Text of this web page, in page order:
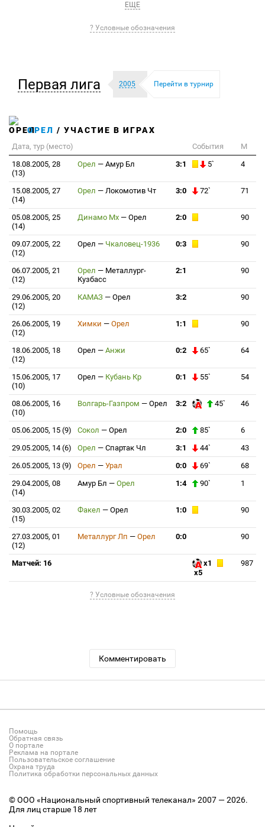
ЕЩЕ
? Условные обозначения
Первая лига 2005 Перейти в турнир
ОРЕЛ / УЧАСТИЕ В ИГРАХ
Дата, тур (место) События
М
18.08.2005, 28
(13)
Орел — Амур Бл 3:1 5` 4
15.08.2005, 27
(14)
Орел — Локомотив Чт 3:0 72` 71
05.08.2005, 25
(14)
Динамо Мх — Орел 2:0 90
09.07.2005, 22
(12)
Орел — Чкаловец-1936 0:3 90
06.07.2005, 21
(12)
Орел — Металлург-
Кузбасс
2:1 90
29.06.2005, 20
(12)
КАМАЗ — Орел 3:2 90
26.06.2005, 19
(12)
Химки — Орел 1:1 90
18.06.2005, 18
(12)
Орел — Анжи 0:2 65` 64
15.06.2005, 17
(10)
Орел — Кубань Кр 0:1 55` 54
08.06.2005, 16
(10)
Волгарь-Газпром — Орел 3:2 45` 46
05.06.2005, 15 (9) Сокол — Орел 2:0 85`
6
29.05.2005, 14 (6)
Орел — Спартак Чл 3:1 44`
43
26.05.2005, 13 (9)
Орел — Урал 0:0 69`
68
29.04.2005, 08
(14)
Амур Бл — Орел 1:4 90` 1
30.03.2005, 02
(15)
Факел — Орел 1:0 90
27.03.2005, 01
(12)
Металлург Лп — Орел 0:0 90
Матчей: 16
x1
x5
987
? Условные обозначения
Комментировать
Помощь
Обратная связь
О портале
Реклама на портале
Пользовательское соглашение
Охрана труда
Политика обработки персональных данных
© ООО «Национальный спортивный телеканал» 2007 — 2026.
Для лиц старше 18 лет